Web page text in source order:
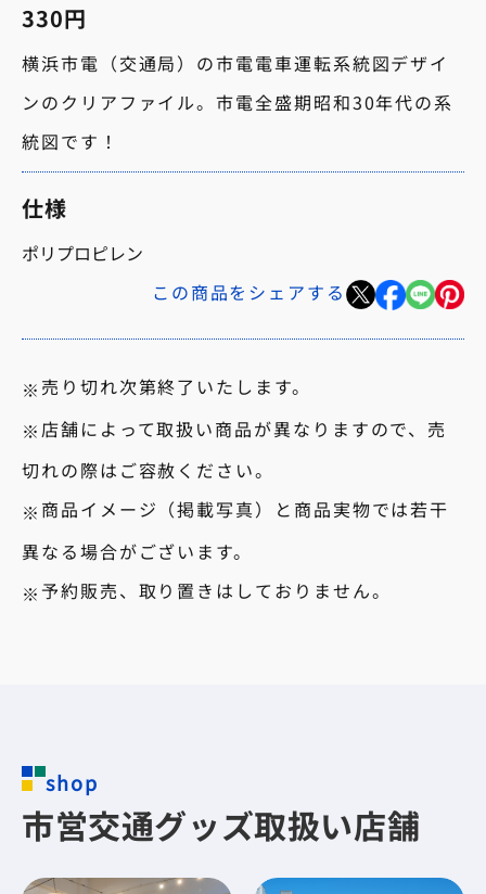
330円
横浜市電（交通局）の市電電車運転系統図デザイ
ンのクリアファイル。市電全盛期昭和30年代の系
統図です！
仕様
ポリプロピレン
この商品をシェアする
売り切れ次第終了いたします。
店舗によって取扱い商品が異なりますので、売
切れの際はご容赦ください。
商品イメージ（掲載写真）と商品実物では若干
異なる場合がございます。
予約販売、取り置きはしておりません。
shop
市営交通グッズ取扱い店舗